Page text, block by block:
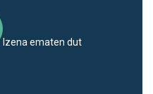
Izena ematen dut